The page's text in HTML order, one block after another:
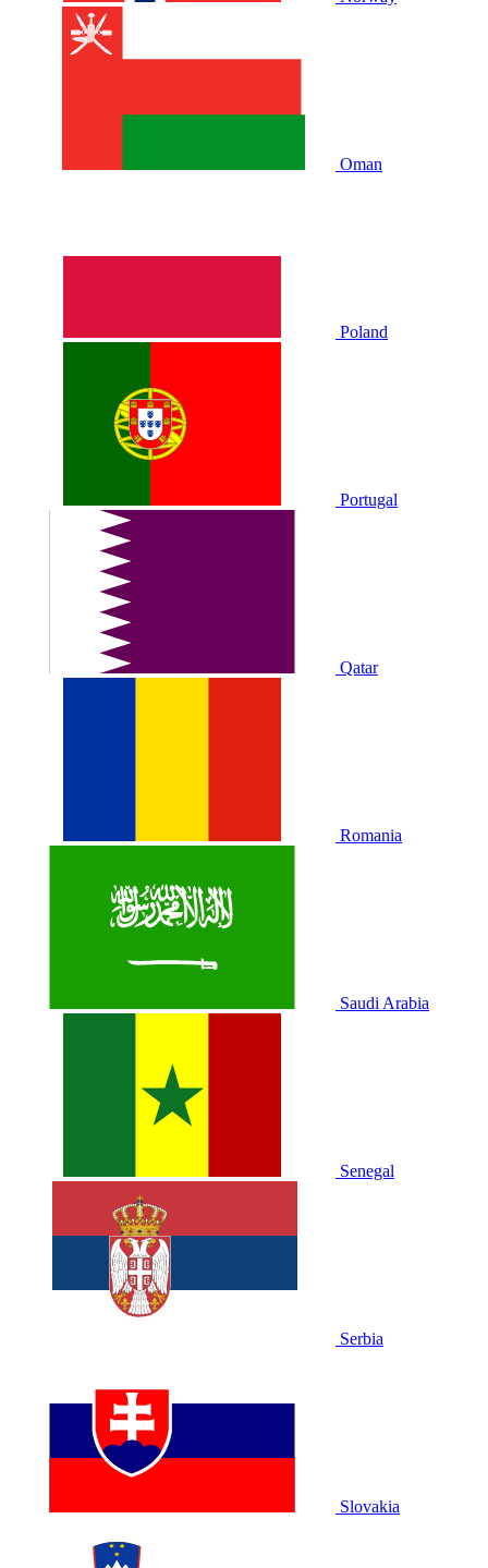
Oman
Poland
Portugal
Qatar
Romania
Saudi Arabia
Senegal
Serbia
Slovakia